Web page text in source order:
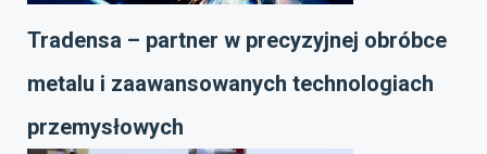
Tradensa – partner w precyzyjnej obróbce
metalu i zaawansowanych technologiach
przemysłowych